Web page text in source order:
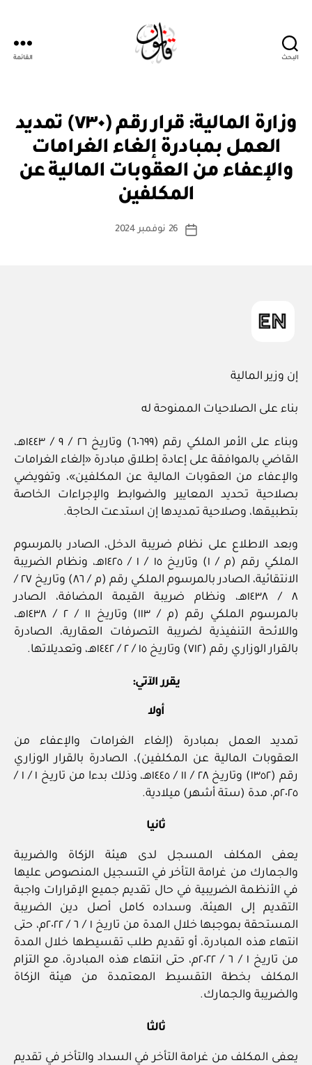
البحث القائمة
التصنيفاتق
ر
وزارة المالية: قرار رقم (٧٣٠) تمديد
العمل بمبادرة إلغاء الغرامات
والإعفاء من العقوبات المالية عن
المكلفين
كاتب
بو
س
ة
تاريخ
26 نوفمبر 2024
إن وزير المالية
بناء على الصلاحيات الممنوحة له
وبناء على الأمر الملكي رقم (٦٠٦٩٩) وتاريخ ٢٦ / ٩ / ١٤٤٣هـ،
القاضي بالموافقة على إعادة إطلاق مبادرة «إلغاء الغرامات
والإعفاء من العقوبات المالية عن المكلفين»، وتفويضي
بصلاحية تحديد المعايير والضوابط والإجراءات الخاصة
بتطبيقها، وصلاحية تمديدها إن استدعت الحاجة.
وبعد الاطلاع على نظام ضريبة الدخل، الصادر بالمرسوم
الملكي رقم (م / ١) وتاريخ ١٥ / ١ / ١٤٢٥هـ، ونظام الضريبة
الانتقائية، الصادر بالمرسوم الملكي رقم (م / ٨٦) وتاريخ ٢٧ /
٨ / ١٤٣٨هـ، ونظام ضريبة القيمة المضافة، الصادر
بالمرسوم الملكي رقم (م / ١١٣) وتاريخ ١١ / ٢ / ١٤٣٨هـ،
واللائحة التنفيذية لضريبة التصرفات العقارية، الصادرة
بالقرار الوزاري رقم (٧١٢) وتاريخ ١٥ / ٢ / ١٤٤٢هـ، وتعديلاتها.
يقرر الآتي:
أولا
تمديد العمل بمبادرة (إلغاء الغرامات والإعفاء من
العقوبات المالية عن المكلفين)، الصادرة بالقرار الوزاري
رقم (١٣٥٢) وتاريخ ٢٨ / ١١ / ١٤٤٥هـ، وذلك بدءا من تاريخ ١ / ١ /
٢٠٢٥م، مدة (ستة أشهر) ميلادية.
ثانيا
يعفى المكلف المسجل لدى هيئة الزكاة والضريبة
والجمارك من غرامة التأخر في التسجيل المنصوص عليها
في الأنظمة الضريبية في حال تقديم جميع الإقرارات واجبة
التقديم إلى الهيئة، وسداده كامل أصل دين الضريبة
المستحقة بموجبها خلال المدة من تاريخ ١ / ٦ / ٢٠٢٢م، حتى
انتهاء هذه المبادرة، أو تقديم طلب تقسيطها خلال المدة
من تاريخ ١ / ٦ / ٢٠٢٢م، حتى انتهاء هذه المبادرة، مع التزام
المكلف بخطة التقسيط المعتمدة من هيئة الزكاة
والضريبة والجمارك.
ثالثا
يعفى المكلف من غرامة التأخر في السداد والتأخر في تقديم